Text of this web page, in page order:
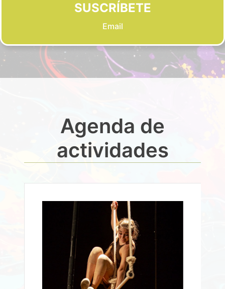
SUSCRÍBETE
Email
Agenda de
actividades